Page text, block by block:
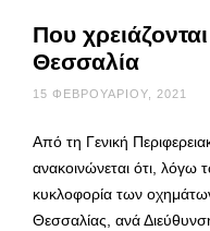
Που
Θεσσαλία
15 ΦΕΒΡΟΥΑΡΊΟΥ, 2021
Από τη Γενική
ανακοινώνεται ότι,
κυκλοφορία των
Θεσσαλίας, ανά